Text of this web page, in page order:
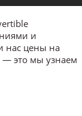
и
нас цены на
— это мы узнаем